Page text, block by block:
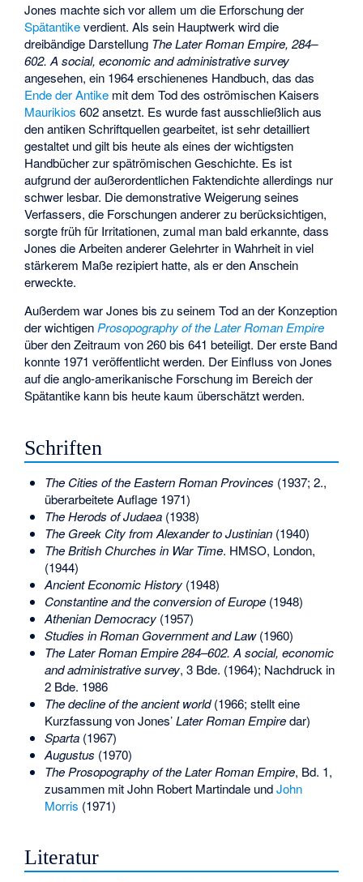
Jones machte sich vor allem um die Erforschung der
Spätantikeverdient. Als sein Hauptwerk wird die
dreibändige Darstellung The Later Roman Empire, 284–
602. A social, economic and administrative survey
angesehen, ein 1964 erschienenes Handbuch, das das
Ende der Antike mit dem Tod des oströmischen Kaisers
Maurikios 602 ansetzt. Es wurde fast ausschließlich aus
den antiken Schriftquellen gearbeitet, ist sehr detailliert
gestaltet und gilt bis heute als eines der wichtigsten
Handbücher zur spätrömischen Geschichte. Es ist
aufgrund der außerordentlichen Faktendichte allerdings nur
schwer lesbar. Die demonstrative Weigerung seines
Verfassers, die Forschungen anderer zu berücksichtigen,
sorgte früh für Irritationen, zumal man bald erkannte, dass
Jones die Arbeiten anderer Gelehrter in Wahrheit in viel
stärkerem Maße rezipiert hatte, als er den Anschein
erweckte.
Außerdem war Jones bis zu seinem Tod an der Konzeption
der wichtigen Prosopography of the Later Roman Empire
über den Zeitraum von 260 bis 641 beteiligt. Der erste Band
konnte 1971 veröffentlicht werden. Der Einfluss von Jones
auf die anglo-amerikanische Forschung im Bereich der
Spätantike kann bis heute kaum überschätzt werden.
Schriften
The Cities of the Eastern Roman Provinces (1937; 2.,
überarbeitete Auflage 1971)
The Herods of Judaea(1938)
The Greek City from Alexander to Justinian(1940)
The British Churches in War Time. HMSO, London,
(1944)
Ancient Economic History(1948)
Constantine and the conversion of Europe(1948)
Athenian Democracy(1957)
Studies in Roman Government and Law(1960)
The Later Roman Empire 284–602. A social, economic
and administrative survey, 3 Bde. (1964); Nachdruck in
2 Bde. 1986
The decline of the ancient world(1966; stellt eine
Kurzfassung von Jones’Later Roman Empiredar)
Sparta(1967)
Augustus (1970)
The Prosopography of the Later Roman Empire, Bd. 1,
zusammen mit John Robert Martindale undJohn
Morris (1971)
Literatur